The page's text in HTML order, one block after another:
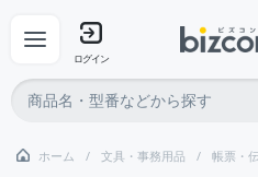
ログイン
ホーム 文具・事務用品 帳票・